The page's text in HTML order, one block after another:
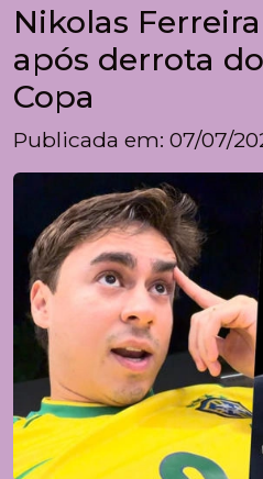
Nikolas
após derrota
Copa
Publicada em: 07/07/